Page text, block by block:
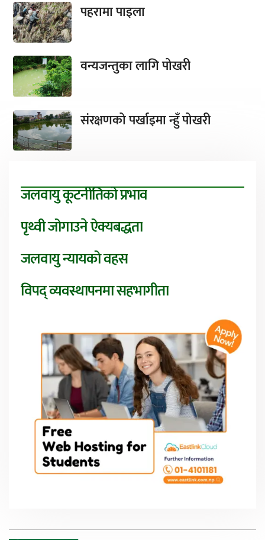
पहरामा पाइला
वन्यजन्तुका लागि पोखरी
संरक्षणको पर्खाइमा न्हुँ पोखरी
जलवायु कूटनीतिको प्रभाव
पृथ्वी जोगाउने ऐक्यबद्धता
जलवायु न्यायको वहस
विपद् व्यवस्थापनमा सहभागीता